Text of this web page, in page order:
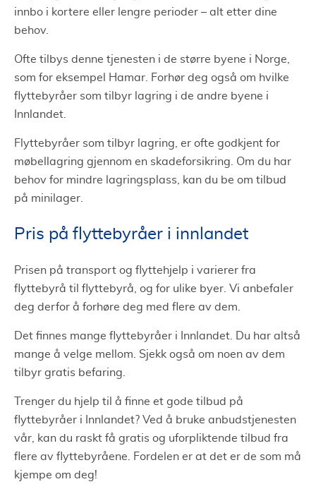
innbo i kortere eller lengre perioder – alt etter dine
behov.
Ofte tilbys denne tjenesten i de større byene i Norge,
som for eksempel Hamar. Forhør deg også om hvilke
flyttebyråer som tilbyr lagring i de andre byene i
Innlandet.
Flyttebyråer som tilbyr lagring, er ofte godkjent for
møbellagring gjennom en skadeforsikring. Om du har
behov for mindre lagringsplass, kan du be om tilbud
på minilager.
Pris på flyttebyråer i innlandet
Prisen på transport og flyttehjelp i varierer fra
flyttebyrå til flyttebyrå, og for ulike byer. Vi anbefaler
deg derfor å forhøre deg med flere av dem.
Det finnes mange flyttebyråer i Innlandet. Du har altså
mange å velge mellom. Sjekk også om noen av dem
tilbyr gratis befaring.
Trenger du hjelp til å finne et gode tilbud på
flyttebyråer i Innlandet? Ved å bruke anbudstjenesten
vår, kan du raskt få gratis og uforpliktende tilbud fra
flere av flyttebyråene. Fordelen er at det er de som må
kjempe om deg!